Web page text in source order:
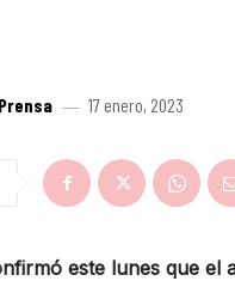
17 enero, 2023
este lunes que